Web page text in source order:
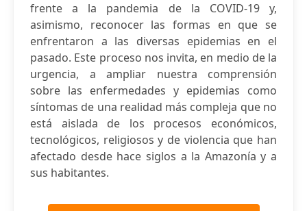
frente a la pandemia de la COVID-19 y,
asimismo, reconocer las formas en que se
enfrentaron a las diversas epidemias en el
pasado. Este proceso nos invita, en medio de la
urgencia, a ampliar nuestra comprensión
sobre las enfermedades y epidemias como
síntomas de una realidad más compleja que no
está aislada de los procesos económicos,
tecnológicos, religiosos y de violencia que han
afectado desde hace siglos a la Amazonía y a
sus habitantes.